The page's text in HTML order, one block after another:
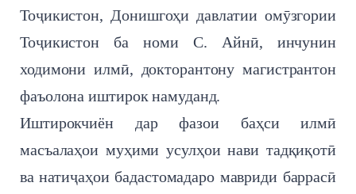
Тоҷикистон, Донишгоҳи давлатии омӯзгории
Тоҷикистон ба номи С. Айнӣ, инчунин
ходимони илмӣ, докторантону магистрантон
фаъолона иштирок намуданд.
Иштирокчиён дар фазои баҳси илмӣ
масъалаҳои муҳими усулҳои нави тадқиқотӣ
ва натиҷаҳои бадастомадаро мавриди баррасӣ